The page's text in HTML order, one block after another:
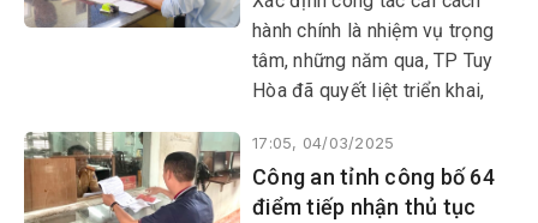
hành chính là nhiệm vụ trọng
tâm, những năm qua, TP Tuy
Hòa đã quyết liệt triển khai,
phần kiện toàn bộ máy theo
hướng tinh gọn, hiệu lực, hiệu
quả; hướng đến xây dựng nền
17:05, 04/03/2025
Công an tỉnh công bố 64
điểm tiếp nhận thủ tục